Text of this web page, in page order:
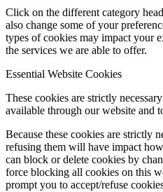
Click on the different category
also change some of your
types of cookies may impact your
the services we are able to offer.
Essential Website Cookies
These cookies are strictly
available through our website and
Because these cookies are strictly
refusing them will have impact
can block or delete cookies by
force blocking all cookies on this
prompt you to accept/refuse